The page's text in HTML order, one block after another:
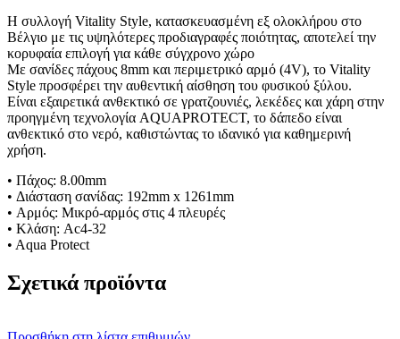
Η συλλογή Vitality Style, κατασκευασμένη εξ ολοκλήρου στο
Βέλγιο με τις υψηλότερες προδιαγραφές ποιότητας, αποτελεί την
κορυφαία επιλογή για κάθε σύγχρονο χώρο
Με σανίδες πάχους 8mm και περιμετρικό αρμό (4V), το Vitality
Style προσφέρει την αυθεντική αίσθηση του φυσικού ξύλου.
Είναι εξαιρετικά ανθεκτικό σε γρατζουνιές, λεκέδες και χάρη στην
προηγμένη τεχνολογία AQUAPROTECT, το δάπεδο είναι
ανθεκτικό στο νερό, καθιστώντας το ιδανικό για καθημερινή
χρήση.
• Πάχος: 8.00mm
• Διάσταση σανίδας: 192mm x 1261mm
• Αρμός: Μικρό-αρμός στις 4 πλευρές
• Κλάση: Ac4-32
• Aqua Protect
Σχετικά προϊόντα